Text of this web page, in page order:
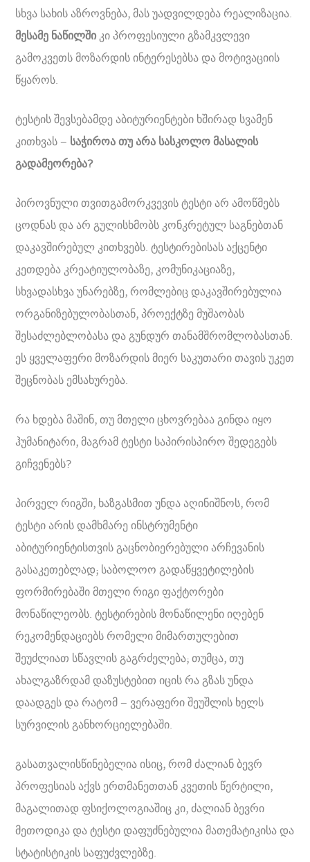
სხვა სახის აზროვნება, მას უადვილდება რეალიზაცია.
მესამე ნაწილში კი პროფესიული გზამკვლევი
გამოკვეთს მოზარდის ინტერესებსა და მოტივაციის
წყაროს.
ტესტის შევსებამდე აბიტურიენტები ხშირად სვამენ
კითხვას – საჭიროა თუ არა სასკოლო მასალის
გადამეორება?
პიროვნული თვითგამორკვევის ტესტი არ ამოწმებს
ცოდნას და არ გულისხმობს კონკრეტულ საგნებთან
დაკავშირებულ კითხვებს. ტესტირებისას აქცენტი
კეთდება კრეატიულობაზე, კომუნიკაციაზე,
სხვადასხვა უნარებზე, რომლებიც დაკავშირებულია
ორგანიზებულობასთან, პროექტზე მუშაობას
შესაძლებლობასა და გუნდურ თანამშრომლობასთან.
ეს ყველაფერი მოზარდის მიერ საკუთარი თავის უკეთ
შეცნობას ემსახურება.
რა ხდება მაშინ, თუ მთელი ცხოვრებაა გინდა იყო
ჰუმანიტარი, მაგრამ ტესტი საპირისპირო შედეგებს
გიჩვენებს?
პირველ რიგში, ხაზგასმით უნდა აღინიშნოს, რომ
ტესტი არის დამხმარე ინსტრუმენტი
აბიტურიენტისთვის გაცნობიერებული არჩევანის
გასაკეთებლად; საბოლოო გადაწყვეტილების
ფორმირებაში მთელი რიგი ფაქტორები
მონაწილეობს. ტესტირების მონაწილენი იღებენ
რეკომენდაციებს რომელი მიმართულებით
შეუძლიათ სწავლის გაგრძელება; თუმცა, თუ
ახალგაზრდამ დაზუსტებით იცის რა გზას უნდა
დაადგეს და რატომ – ვერაფერი შეუშლის ხელს
სურვილის განხორციელებაში.
გასათვალისწინებელია ისიც, რომ ძალიან ბევრ
პროფესიას აქვს ერთმანეთთან კვეთის წერტილი,
მაგალითად ფსიქოლოგიაშიც კი, ძალიან ბევრი
მეთოდიკა და ტესტი დაფუძნებულია მათემატიკისა და
სტატისტიკის საფუძვლებზე.